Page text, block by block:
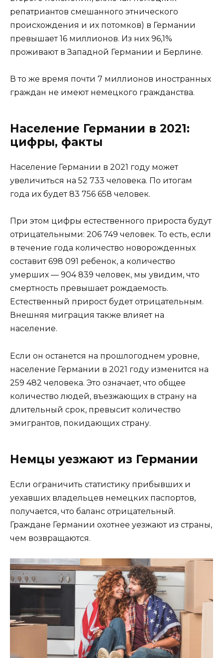
репатриантов смешанного этнического
происхождения и их потомков) в Германии
превышает 16 миллионов. Из них 96,1%
проживают в Западной Германии и Берлине.
В то же время почти 7 миллионов иностранных
граждан не имеют немецкого гражданства.
Население Германии в 2021:
цифры, факты
Население Германии в 2021 году может
увеличиться на 52 733 человека. По итогам
года их будет 83 756 658 человек.
При этом цифры естественного прироста будут
отрицательными: 206 749 человек. То есть, если
в течение года количество новорожденных
составит 698 091 ребенок, а количество
умерших — 904 839 человек, мы увидим, что
смертность превышает рождаемость.
Естественный прирост будет отрицательным.
Внешняя миграция также влияет на
население.
Если он останется на прошлогоднем уровне,
население Германии в 2021 году изменится на
259 482 человека. Это означает, что общее
количество людей, въезжающих в страну на
длительный срок, превысит количество
эмигрантов, покидающих страну.
Немцы уезжают из Германии
Если ограничить статистику прибывших и
уехавших владельцев немецких паспортов,
получается, что баланс отрицательный.
Граждане Германии охотнее уезжают из страны,
чем возвращаются.